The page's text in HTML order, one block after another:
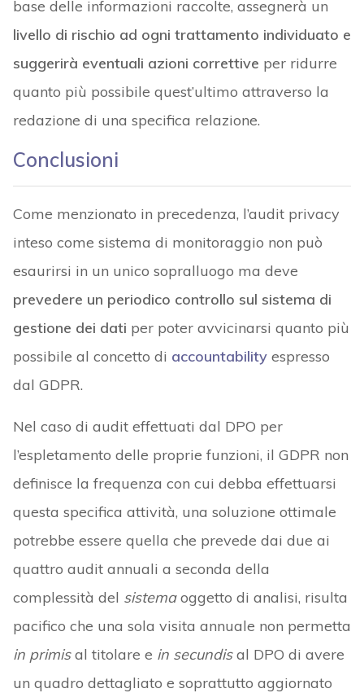
base delle informazioni raccolte, assegnerà un
livello di rischio ad ogni trattamento individuato e
suggerirà eventuali azioni correttive per ridurre
quanto più possibile quest’ultimo attraverso la
redazione di una specifica relazione.
Conclusioni
Come menzionato in precedenza, l’audit privacy
inteso come sistema di monitoraggio non può
esaurirsi in un unico sopralluogo ma deve
prevedere un periodico controllo sul sistema di
gestione dei dati per poter avvicinarsi quanto più
possibile al concetto di accountabilityespresso
dal GDPR.
Nel caso di audit effettuati dal DPO per
l’espletamento delle proprie funzioni, il GDPR non
definisce la frequenza con cui debba effettuarsi
questa specifica attività, una soluzione ottimale
potrebbe essere quella che prevede dai due ai
quattro audit annuali a seconda della
complessità del sistemaoggetto di analisi, risulta
pacifico che una sola visita annuale non permetta
in primisal titolare e in secundisal DPO di avere
un quadro dettagliato e soprattutto aggiornato